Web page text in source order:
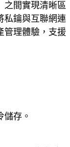
之間實現清晰區
私鑰與互聯網連
管理體驗，支援
存。